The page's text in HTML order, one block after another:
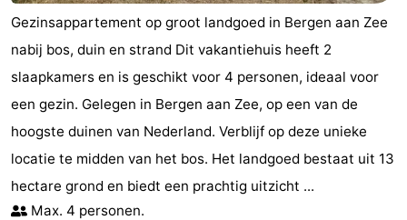
Gezinsappartement op groot landgoed in Bergen aan Zee
nabij bos, duin en strand Dit vakantiehuis heeft 2
slaapkamers en is geschikt voor 4 personen, ideaal voor
een gezin. Gelegen in Bergen aan Zee, op een van de
hoogste duinen van Nederland. Verblijf op deze unieke
locatie te midden van het bos. Het landgoed bestaat uit 13
hectare grond en biedt een prachtig uitzicht ...
Max. 4 personen.